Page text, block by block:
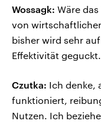
Wossagk: Wäre
von
bisher wird sehr
Effektivität geguckt.
Czutka: Ich denke,
funktioniert,
Nutzen. Ich